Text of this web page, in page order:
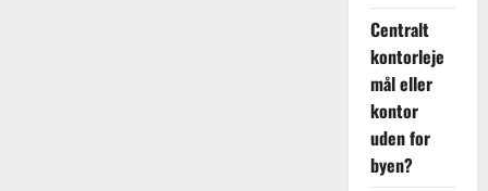
Centralt
kontorleje
mål eller
kontor
uden for
byen?